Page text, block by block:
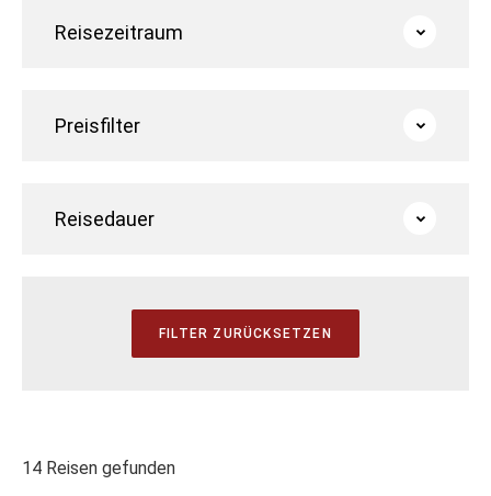
Reisezeitraum
Preisfilter
Reisedauer
14 Reisen gefunden